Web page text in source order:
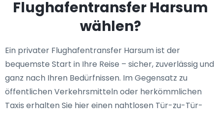
Flughafentransfer Harsum
wählen?
Ein privater Flughafentransfer Harsum ist der
bequemste Start in Ihre Reise – sicher, zuverlässig und
ganz nach Ihren Bedürfnissen. Im Gegensatz zu
öffentlichen Verkehrsmitteln oder herkömmlichen
Taxis erhalten Sie hier einen nahtlosen Tür-zu-Tür-